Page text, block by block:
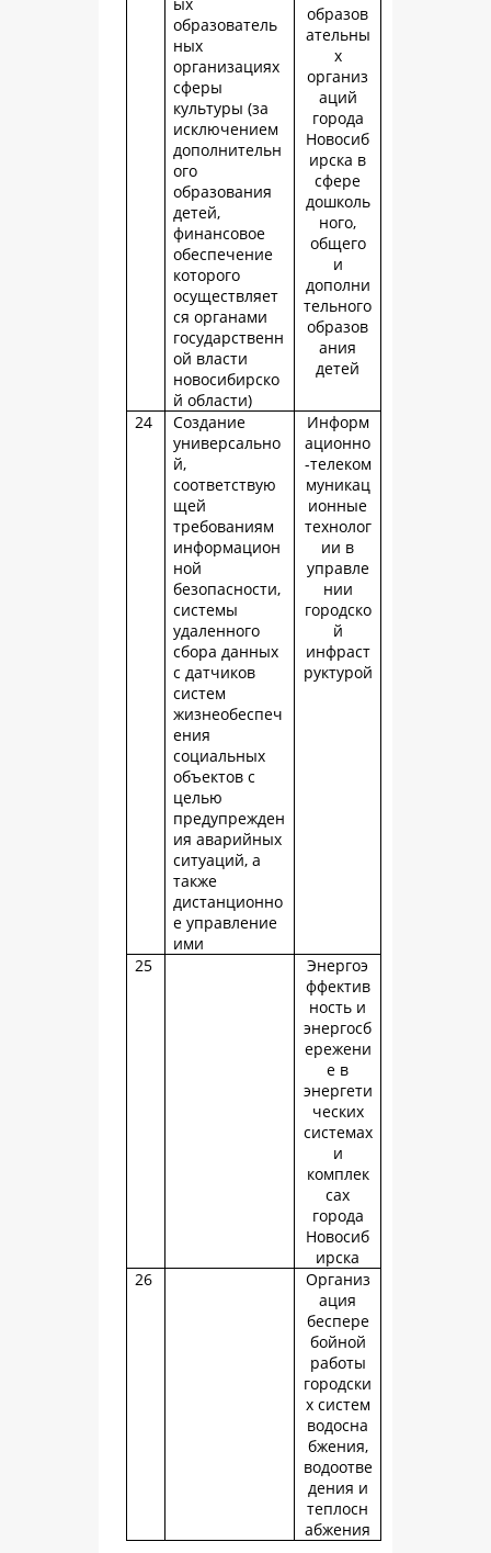
образователь
ных
организациях
сферы
культуры (за
исключением
дополнительн
ого
образования
детей,
финансовое
обеспечение
которого
осуществляет
ся органами
государственн
ой власти
новосибирско
й области)
образов
ательны
х
организ
аций
города
Новосиб
ирска в
сфере
дошколь
ного,
общего
и
дополни
тельного
образов
ания
детей
24
Создание
универсально
й,
соответствую
щей
требованиям
информацион
ной
безопасности,
системы
удаленного
сбора данных
с датчиков
систем
жизнеобеспеч
ения
социальных
объектов с
целью
предупрежден
ия аварийных
ситуаций, а
также
дистанционно
е управление
ими
Информ
ационно
-телеком
муникац
ионные
технолог
ии в
управле
нии
городско
й
инфраст
руктурой
25
Энергоэ
ффектив
ность и
энергосб
ережени
е в
энергети
ческих
системах
и
комплек
сах
города
Новосиб
ирска
26
Организ
ация
беспере
бойной
работы
городски
х систем
водосна
бжения,
водоотве
дения и
теплосн
абжения